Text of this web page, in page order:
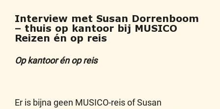
Interview met Susan Dorrenboom
– thuis op kantoor bij MUSICO
Reizen én op reis
Op kantoor én op reis
Er is bijna geen MUSICO-reis of Susan